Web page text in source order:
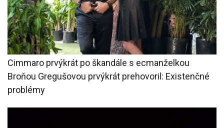
Cimmaro prvýkrát po škandále s ecmanželkou
Broňou Gregušovou prvýkrát prehovoril: Existenčné
problémy